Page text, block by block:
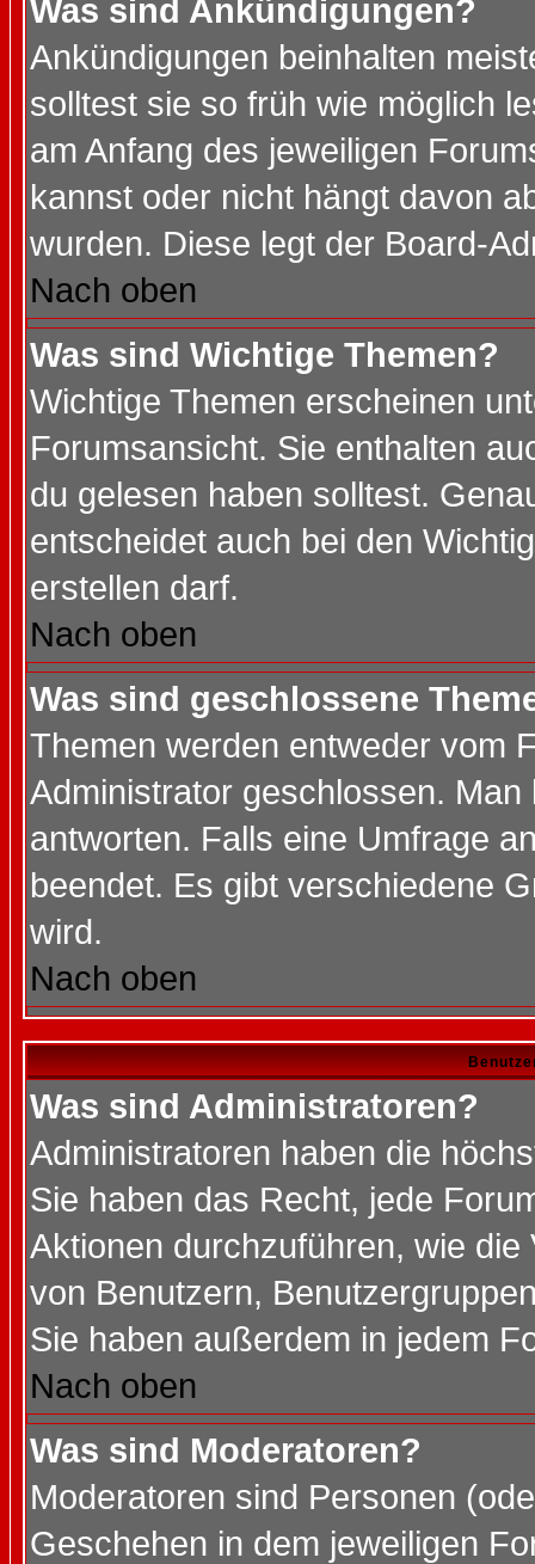
Was sind Ankündigungen?
Ankündigungen beinhalten
solltest sie so früh wie möglich
am Anfang des jeweiligen
kannst oder nicht hängt davon
wurden. Diese legt der Board-
Nach oben
Was sind Wichtige Themen?
Wichtige Themen erscheinen
Forumsansicht. Sie enthalten
du gelesen haben solltest.
entscheidet auch bei den
erstellen darf.
Nach oben
Was sind geschlossene
Themen werden entweder vom
Administrator geschlossen.
antworten. Falls eine Umfrage
beendet. Es gibt verschiedene
wird.
Nach oben
Was sind Administratoren?
Administratoren haben die
Sie haben das Recht, jede
Aktionen durchzuführen, wie
von Benutzern,
Sie haben außerdem in jedem
Nach oben
Was sind Moderatoren?
Moderatoren sind Personen
Geschehen in dem jeweiligen